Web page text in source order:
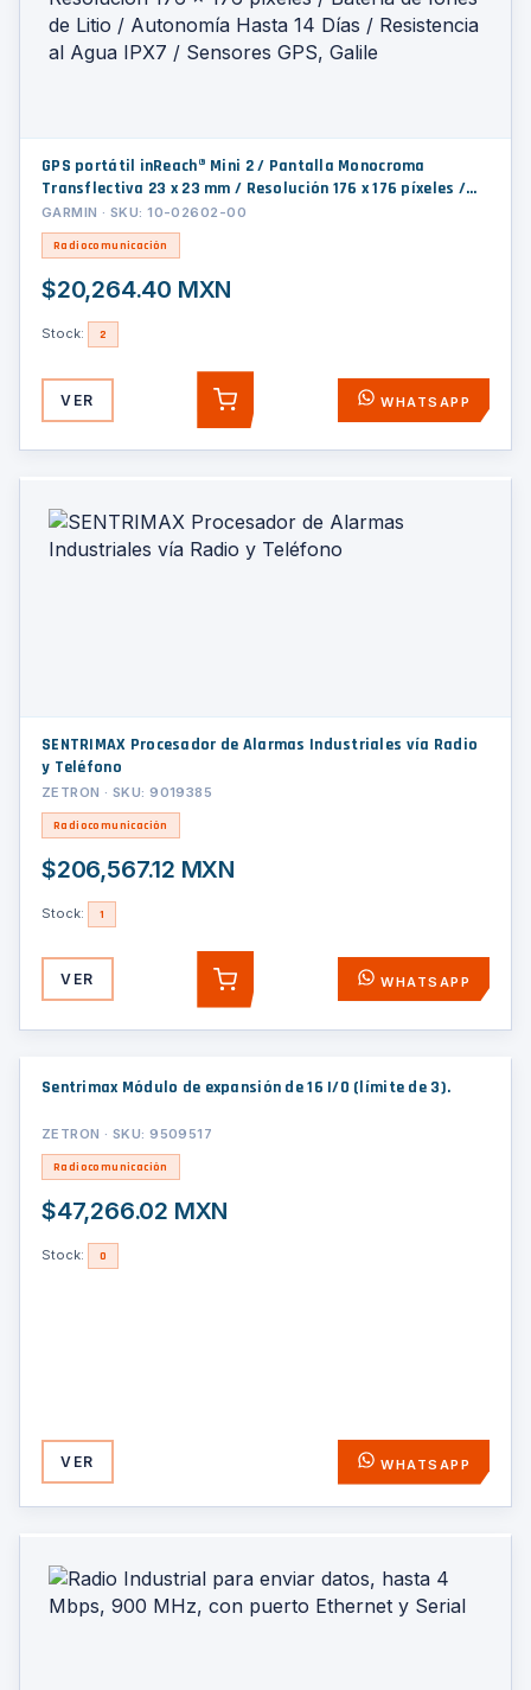
GPS portátil inReach® Mini 2 / Pantalla Monocroma
Transflectiva 23 x 23 mm / Resolución 176 x 176 píxeles /
Batería de Iones de Litio / Autonomía Hasta 14 Días /
Resistencia al Agua IPX7 / Sensores GPS, Galile
GARMIN · SKU: 10-02602-00
Radiocomunicación
$20,264.40 MXN
Stock: 2
VER AGREGAR WHATSAPP
SENTRIMAX Procesador de Alarmas Industriales vía Radio
y Teléfono
ZETRON · SKU: 9019385
Radiocomunicación
$206,567.12 MXN
Stock: 1
VER AGREGAR WHATSAPP
Sentrimax Módulo de expansión de 16 I/O (límite de 3).
ZETRON · SKU: 9509517
Radiocomunicación
$47,266.02 MXN
Stock: 0
VER WHATSAPP